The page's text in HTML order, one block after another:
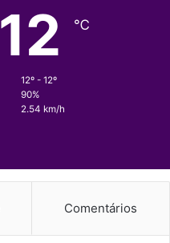
12 ℃
12º - 12º
90%
2.54 km/h
Comentários